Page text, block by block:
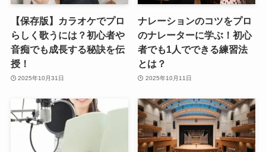
【保存版】カラオケでプロ
らしく歌うには？初心者や
音痴でも成長する秘訣を伝
授！
2025年10月31日
ナレーションのコツをプロ
のナレーターに学ぶ！初心
者でも1人でできる練習法
とは？
2025年10月11日